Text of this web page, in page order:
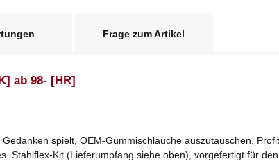
Frage zum Artikel
ab 98- [HR]
Gedanken spielt, OEM-Gummischläuche auszutauschen.
Kit (Lieferumpfang siehe oben), vorgefertigt für